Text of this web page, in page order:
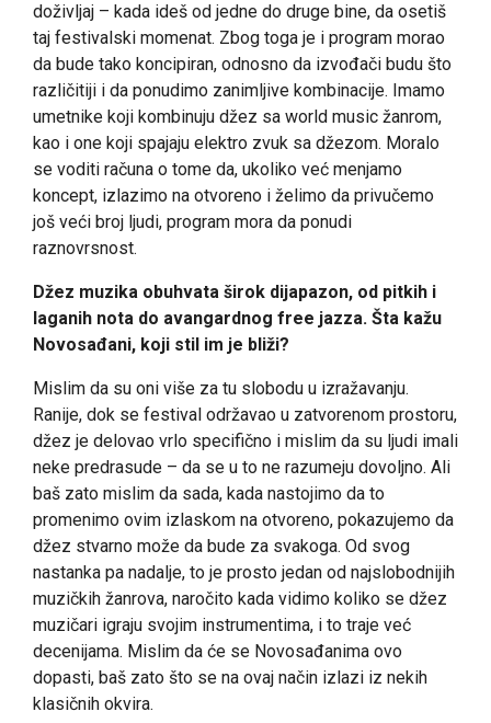
doživljaj – kada ideš od jedne do druge bine, da osetiš
taj festivalski momenat. Zbog toga je i program morao
da bude tako koncipiran, odnosno da izvođači budu što
različitiji i da ponudimo zanimljive kombinacije. Imamo
umetnike koji kombinuju džez sa world music žanrom,
kao i one koji spajaju elektro zvuk sa džezom. Moralo
se voditi računa o tome da, ukoliko već menjamo
koncept, izlazimo na otvoreno i želimo da privučemo
još veći broj ljudi, program mora da ponudi
raznovrsnost.
Džez muzika obuhvata širok dijapazon, od pitkih i
laganih nota do avangardnog free jazza. Šta kažu
Novosađani, koji stil im je bliži?
Mislim da su oni više za tu slobodu u izražavanju.
Ranije, dok se festival održavao u zatvorenom prostoru,
džez je delovao vrlo specifično i mislim da su ljudi imali
neke predrasude – da se u to ne razumeju dovoljno. Ali
baš zato mislim da sada, kada nastojimo da to
promenimo ovim izlaskom na otvoreno, pokazujemo da
džez stvarno može da bude za svakoga. Od svog
nastanka pa nadalje, to je prosto jedan od najslobodnijih
muzičkih žanrova, naročito kada vidimo koliko se džez
muzičari igraju svojim instrumentima, i to traje već
decenijama. Mislim da će se Novosađanima ovo
dopasti, baš zato što se na ovaj način izlazi iz nekih
klasičnih okvira.